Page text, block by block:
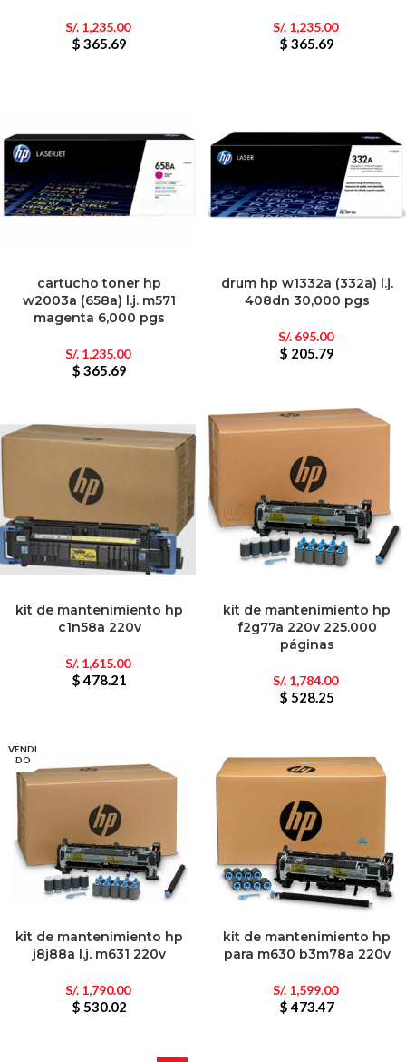
S/. 1,235.00
$ 365.69
S/. 1,235.00
$ 365.69
cartucho toner hp
w2003a (658a) l.j. m571
magenta 6,000 pgs
S/. 1,235.00
$ 365.69
drum hp w1332a (332a) l.j.
408dn 30,000 pgs
S/.695.00
$ 205.79
kit de mantenimiento hp
c1n58a 220v
S/. 1,615.00
$ 478.21
kit de mantenimiento hp
f2g77a 220v 225.000
páginas
S/. 1,784.00
$ 528.25
VENDI
DO
kit de mantenimiento hp
j8j88a l.j. m631 220v
S/. 1,790.00
$ 530.02
kit de mantenimiento hp
para m630 b3m78a 220v
S/. 1,599.00
$ 473.47